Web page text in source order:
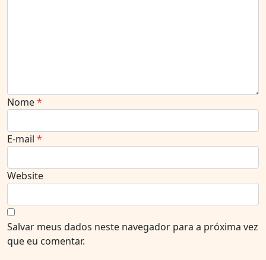
Nome*
E-mail *
Website
Salvar meus dados neste navegador para a próxima vez
que eu comentar.